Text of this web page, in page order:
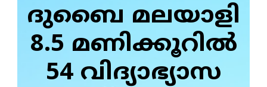
ദുബൈ മലയാളി
8.5 മണിക്കൂറിൽ
54 വിദ്യാഭ്യാസ